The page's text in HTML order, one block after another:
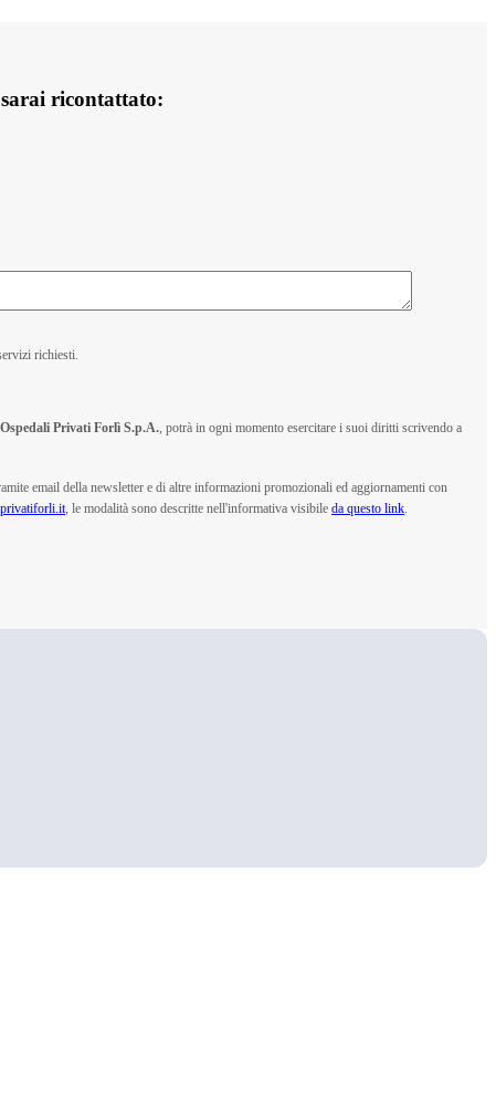
ricontattato:
richiesti.
Ospedali Privati Forlì S.p.A., potrà in ogni momento esercitare i suoi diritti scrivendo a
email della newsletter e di altre informazioni promozionali ed aggiornamenti con
, le modalità sono descritte nell'informativa visibile da questo link.